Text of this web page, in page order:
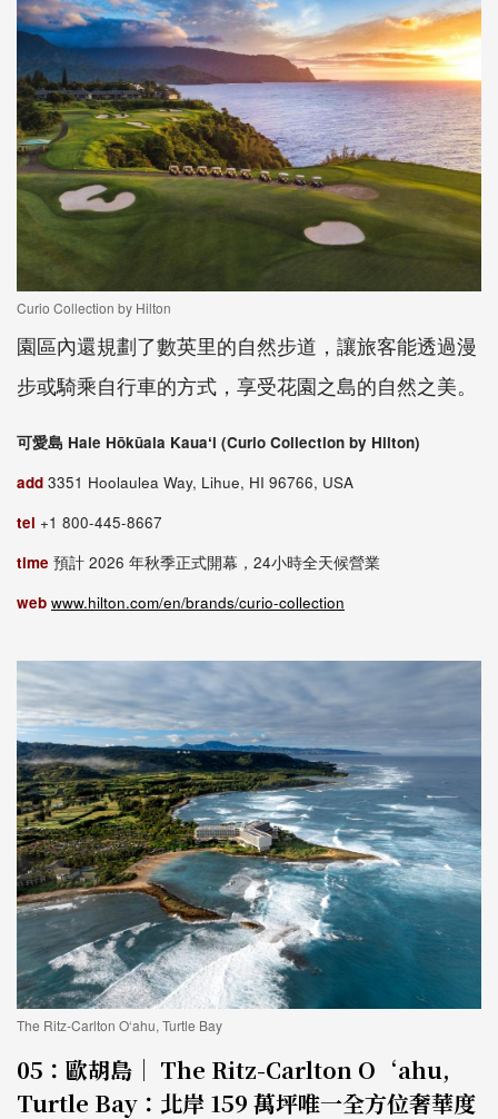
Curio Collection by Hilton
園區內還規劃了數英里的自然步道，讓旅客能透過漫
步或騎乘自行車的方式，享受花園之島的自然之美。
可愛島 Hale Hōkūala Kauaʻi (Curio Collection by Hilton)
add 3351 Hoolaulea Way, Lihue, HI 96766, USA
tel +1 800-445-8667
time 預計 2026 年秋季正式開幕，24小時全天候營業
web www.hilton.com/en/brands/curio-collection
The Ritz-Carlton O‘ahu, Turtle Bay
05：歐胡島｜ The Ritz-Carlton O‘ahu,
Turtle Bay：北岸 159 萬坪唯一全方位奢華度